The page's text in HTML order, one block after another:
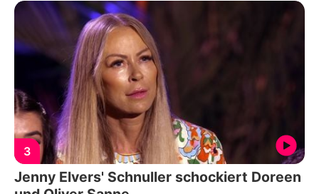
3
Jenny Elvers' Schnuller schockiert Doreen